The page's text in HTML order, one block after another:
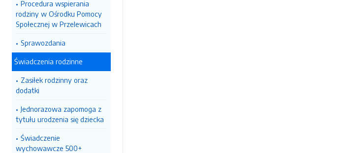
Procedura wspierania
rodziny w Ośrodku Pomocy
Społecznej w Przelewicach
Sprawozdania
Świadczenia rodzinne
Zasiłek rodzinny oraz
dodatki
Jednorazowa zapomoga z
tytułu urodzenia się dziecka
Świadczenie
wychowawcze 500+